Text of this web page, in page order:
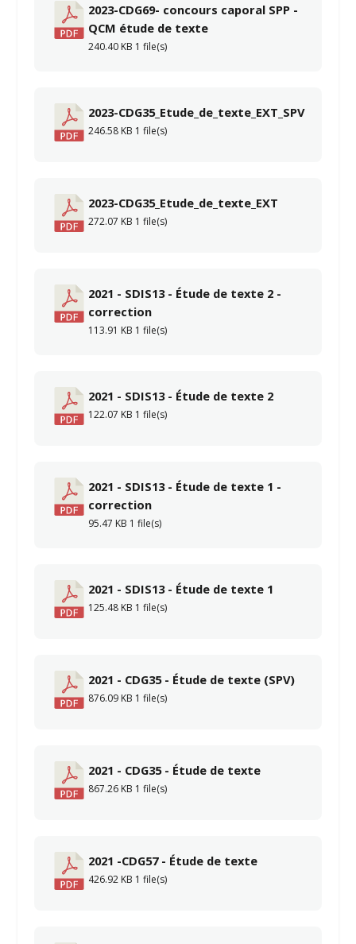
2023-CDG69- concours caporal SPP -
QCM étude de texte
240.40 KB 1 file(s)
2023-CDG35_Etude_de_texte_EXT_SPV
246.58 KB 1 file(s)
2023-CDG35_Etude_de_texte_EXT
272.07 KB 1 file(s)
2021 - SDIS13 - Étude de texte 2 -
correction
113.91 KB 1 file(s)
2021 - SDIS13 - Étude de texte 2
122.07 KB 1 file(s)
2021 - SDIS13 - Étude de texte 1 -
correction
95.47 KB 1 file(s)
2021 - SDIS13 - Étude de texte 1
125.48 KB 1 file(s)
2021 - CDG35 - Étude de texte (SPV)
876.09 KB 1 file(s)
2021 - CDG35 - Étude de texte
867.26 KB 1 file(s)
2021 -CDG57 - Étude de texte
426.92 KB 1 file(s)